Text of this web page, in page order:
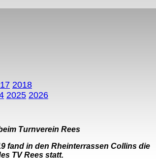
2018
2025 2026
Turnverein Rees
fand in den Rheinterrassen Collins die
TV Rees statt.